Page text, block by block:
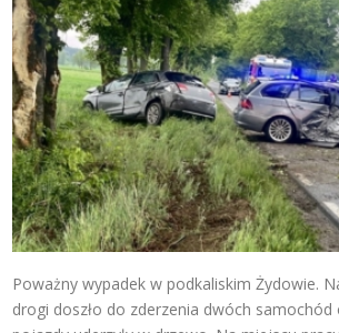
Poważny wypadek w podkaliskim Żydowie.
drogi doszło do zderzenia dwóch